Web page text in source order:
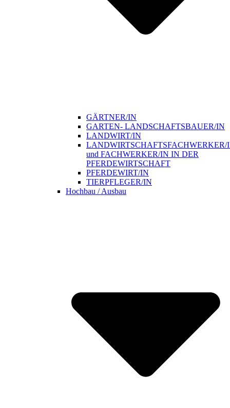
GÄRTNER/IN
GARTEN- LANDSCHAFTSBAUER/IN
LANDWIRT/IN
LANDWIRTSCHAFTSFACHWERKER/
und FACHWERKER/IN IN DER
PFERDEWIRTSCHAFT
PFERDEWIRT/IN
TIERPFLEGER/IN
Hochbau / Ausbau